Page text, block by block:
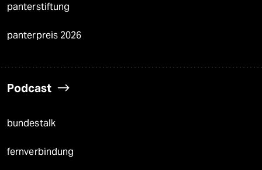
panterstiftung
panterpreis 2026
Podcast
bundestalk
fernverbindung